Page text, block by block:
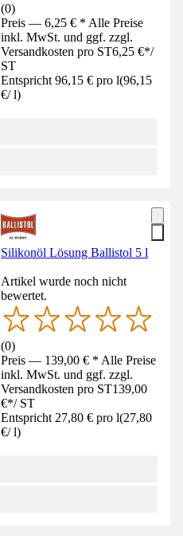
(0)
Preis — 6,25 € * Alle Preise
inkl. MwSt. und ggf. zzgl.
Versandkosten pro ST6,25 €*/
ST
Entspricht 96,15 € pro l(96,15
€/ l)
Silikonöl Lösung Ballistol 5 l
Artikel wurde noch nicht
bewertet.
(0)
Preis — 139,00 € * Alle Preise
inkl. MwSt. und ggf. zzgl.
Versandkosten pro ST139,00
€*/ ST
Entspricht 27,80 € pro l(27,80
€/ l)